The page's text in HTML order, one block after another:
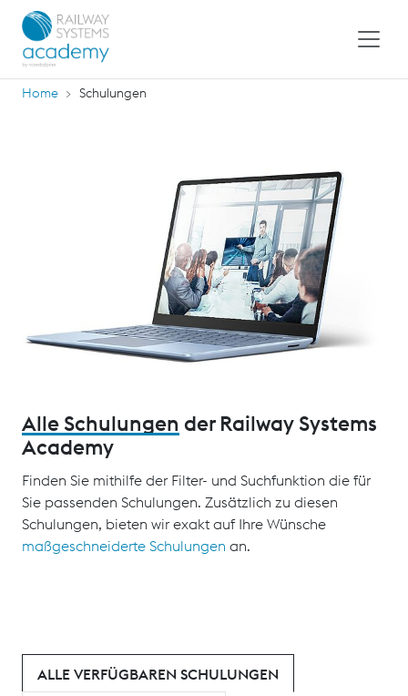
Home Schulungen
Alle Schulungen der Railway Systems
Academy
Finden Sie mithilfe der Filter- und Suchfunktion die für
Sie passenden Schulungen. Zusätzlich zu diesen
Schulungen, bieten wir exakt auf Ihre Wünsche
maßgeschneiderte Schulungen an.
ALLE VERFÜGBAREN SCHULUNGEN